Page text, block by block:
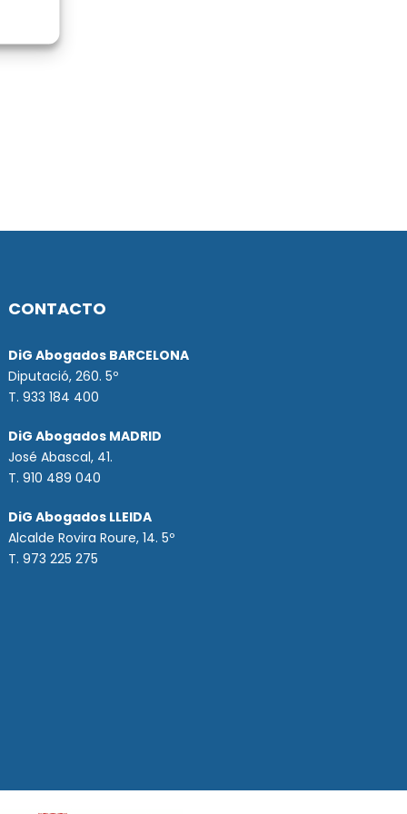
CONTACTO
DiG Abogados BARCELONA
Diputació, 260. 5º
T. 933 184 400
DiG Abogados MADRID
José Abascal, 41.
T.910 489 040
DiG Abogados LLEIDA
Alcalde Rovira Roure, 14. 5º
T. 973 225 275